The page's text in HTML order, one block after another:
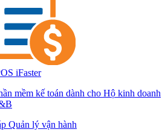
iFaster
mềm kế toán dành cho Hộ kinh doanh
Quản lý vận hành